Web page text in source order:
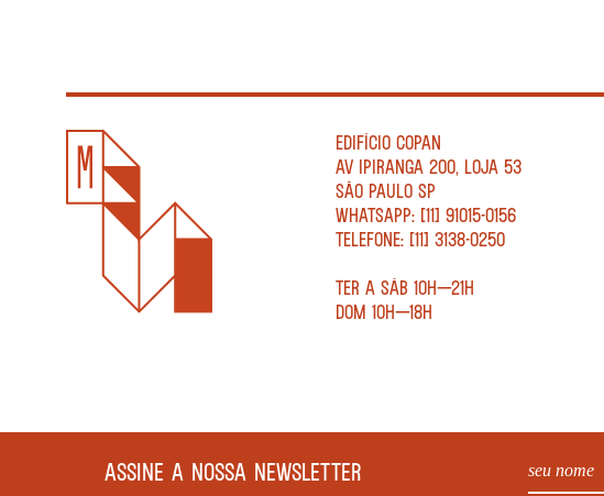
EDIFÍCIO COPAN
AV IPIRANGA 200, LOJA 53
SÃO PAULO SP
WHATSAPP: [11] 91015-0156
TELEFONE: [11] 3138-0250
TER A SÁB 10H—21H
DOM 10H—18H
ASSINE A NOSSA NEWSLETTER